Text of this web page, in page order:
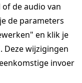
de audio van
de parameters
en klik je
. Deze wijzigingen
invoer